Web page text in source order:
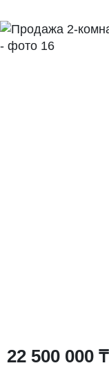
22 500 000 ₸